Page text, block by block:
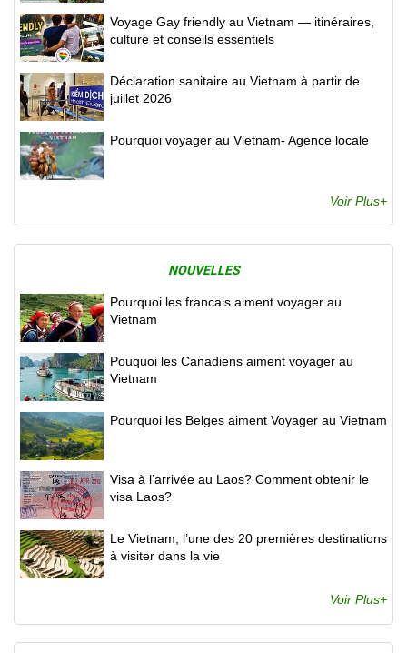
Voyage Gay friendly au Vietnam — itinéraires,
culture et conseils essentiels
Déclaration sanitaire au Vietnam à partir de
juillet 2026
Pourquoi voyager au Vietnam- Agence locale
Voir Plus+
NOUVELLES
Pourquoi les francais aiment voyager au
Vietnam
Pouquoi les Canadiens aiment voyager au
Vietnam
Pourquoi les Belges aiment Voyager au Vietnam
Visa à l’arrivée au Laos? Comment obtenir le
visa Laos?
Le Vietnam, l’une des 20 premières destinations
à visiter dans la vie
Voir Plus+